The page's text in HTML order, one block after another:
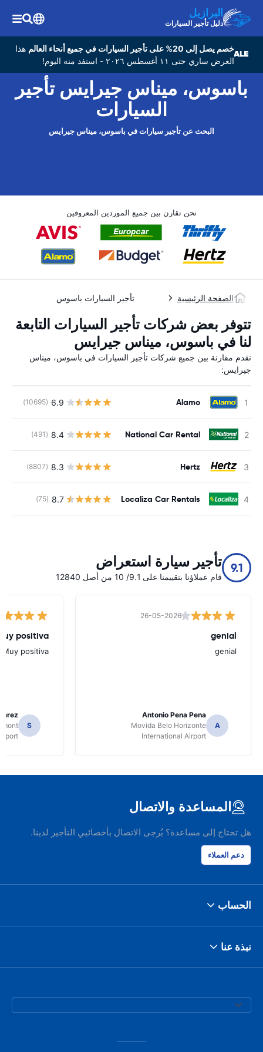
البرازيل
دليل تأجير السيارات
خصم يصل إلى 20% على تأجير السيارات في جميع أنحاء العالم
هذا
العرض ساري حتى ١١ أغسطس ٢٠٢٦ - استفد منه اليوم!
باسوس، ميناس جيرايس تأجير
السيارات
البحث عن تأجير سيارات في باسوس، ميناس جيرايس
نحن نقارن بين جميع الموردين المعروفين
الصفحة الرئيسية تأجير السيارات باسوس
تتوفر بعض شركات تأجير السيارات التابعة
لنا في باسوس، ميناس جيرايس
نقدم مقارنة بين جميع شركات تأجير السيارات في باسوس، ميناس
جيرايس:
Alamo
6.9
(10695)
National Car Rental
8.4
(491)
Hertz
8.3
(8807)
Localiza Car Rentals
8.7
(75)
9.1 تأجير سيارة استعراض
قام عملاؤنا بتقييمنا على 9.1/ 10 من أصل 12840
26-05-2026
genial
genial
A
Antonio Pena Pena
Movida Belo Horizonte
International Airport
positiva
Muy positiva
S
المساعدة والاتصال
هل تحتاج إلى مساعدة؟ يُرجى الاتصال بأخصائيي التأجير لدينا.
دعم العملاء
الحساب
نبذة عنا